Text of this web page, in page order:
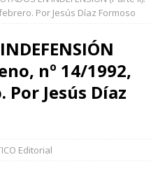
Por Jesús Díaz Formoso
nº 14/1992,
Jesús Díaz
Editorial